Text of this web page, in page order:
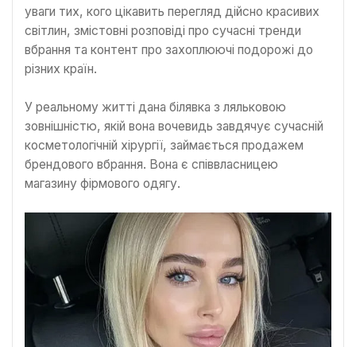
уваги тих, кого цікавить перегляд дійсно красивих
світлин, змістовні розповіді про сучасні тренди
вбрання та контент про захоплюючі подорожі до
різних країн.
У реальному житті дана білявка з ляльковою
зовнішністю, якій вона вочевидь завдячує сучасній
косметологічній хірургії, займається продажем
брендового вбрання. Вона є співвласницею
магазину фірмового одягу.